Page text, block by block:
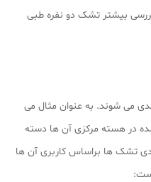
بیشتر تشک دو نفره طبی
می شوند. به عنوان مثال می
در هسته مرکزی آن ها دسته
تشک ها براساس کاربری آن ها